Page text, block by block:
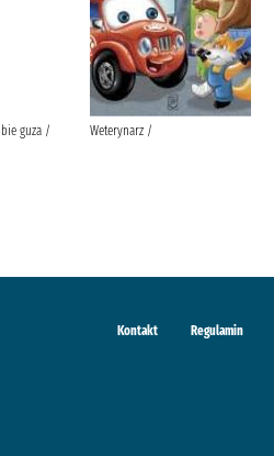
guza / Weterynarz /
Kontakt Regulamin